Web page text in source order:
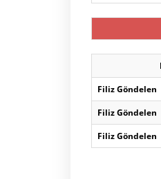
Filiz Göndelen
Filiz Göndelen
Filiz Göndelen